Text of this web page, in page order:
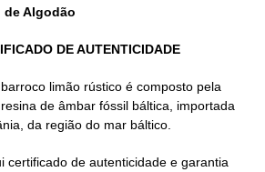
de Algodão
DE AUTENTICIDADE
limão rústico é composto pela
de âmbar fóssil báltica, importada
da região do mar báltico.
certificado de autenticidade e garantia